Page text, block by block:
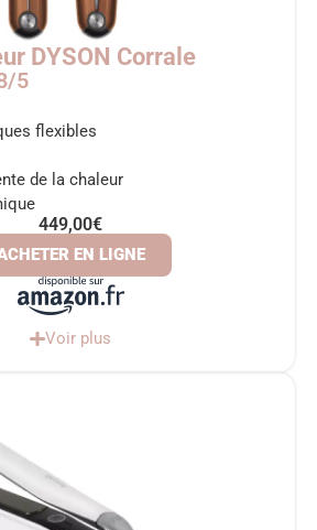
DYSON Corrale
5
flexibles
de la chaleur
449,00€
EN LIGNE
Voir plus